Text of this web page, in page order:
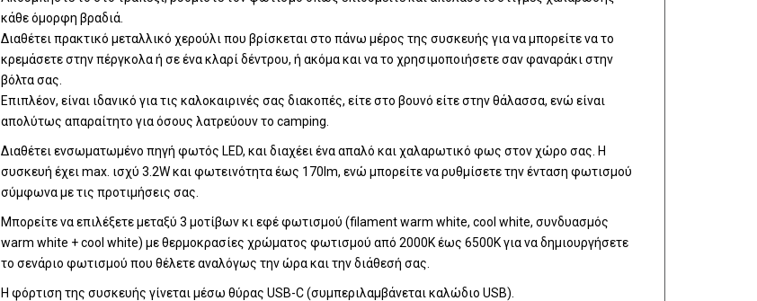
κάθε όμορφη βραδιά.
Διαθέτει πρακτικό μεταλλικό χερούλι που βρίσκεται στο πάνω μέρος της συσκευής για να μπορείτε να το
κρεμάσετε στην πέργκολα ή σε ένα κλαρί δέντρου, ή ακόμα και να το χρησιμοποιήσετε σαν φαναράκι στην
βόλτα σας.
Eπιπλέον, είναι ιδανικό για τις καλοκαιρινές σας διακοπές, είτε στο βουνό είτε στην θάλασσα, ενώ είναι
απολύτως απαραίτητο για όσους λατρεύουν το camping.
Διαθέτει ενσωματωμένο πηγή φωτός LED, και διαχέει ένα απαλό και χαλαρωτικό φως στον χώρο σας. Η
συσκευή έχει max. ισχύ 3.2W και φωτεινότητα έως 170lm, ενώ μπορείτε να ρυθμίσετε την ένταση φωτισμού
σύμφωνα με τις προτιμήσεις σας.
Μπορείτε να επιλέξετε μεταξύ 3 μοτίβων κι εφέ φωτισμού (filament warm white, cool white, συνδυασμός
warm white + cool white) με θερμοκρασίες χρώματος φωτισμού από 2000K έως 6500K για να δημιουργήσετε
το σενάριο φωτισμού που θέλετε αναλόγως την ώρα και την διάθεσή σας.
Η φόρτιση της συσκευής γίνεται μέσω θύρας USB-C (συμπεριλαμβάνεται καλώδιο USB).